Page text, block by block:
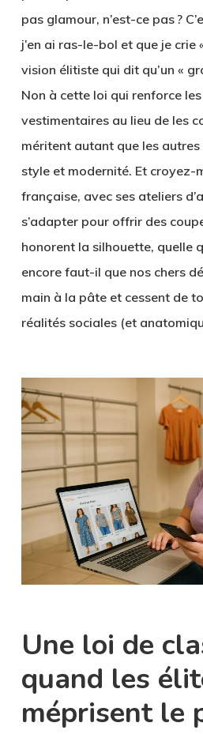
pas glamour, n’est-ce pas ?
j’en ai ras-le-bol et que je crie
vision élitiste qui dit qu’un «
Non à cette loi qui renforce
vestimentaires au lieu de les
méritent autant que les autres
style et modernité. Et croyez-
française, avec ses ateliers
s’adapter pour offrir des
honorent la silhouette, quelle
encore faut-il que nos chers
main à la pâte et cessent de
réalités sociales (et
Une loi de
quand les
méprisent le